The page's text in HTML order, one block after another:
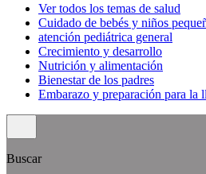
Ver todos los temas de salud
Cuidado de bebés y niños
atención pediátrica general
Crecimiento y desarrollo
Nutrición y alimentación
Bienestar de los padres
Embarazo y preparación para la
Buscar